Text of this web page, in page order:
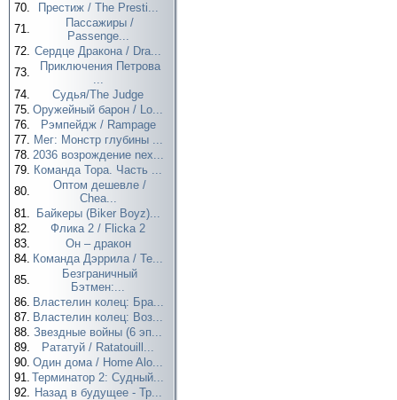
70.
Престиж / The Presti...
71.
Пассажиры /
Passenge...
72. Сердце Дракона / Dra...
73.
Приключения Петрова
...
74.
Судья/The Judge
75. Оружейный барон / Lo...
76.
Рэмпейдж / Rampage
77. Мег: Монстр глубины ...
78. 2036 возрождение nex...
79. Команда Тора. Часть ...
80.
Оптом дешевле /
Chea...
81.
Байкеры (Biker Boyz)...
82.
Флика 2 / Flicka 2
83.
Он – дракон
84. Команда Дэррила / Te...
85.
Безграничный
Бэтмен:...
86. Властелин колец: Бра...
87. Властелин колец: Воз...
88. Звездные войны (6 эп...
89.
Рататуй / Ratatouill...
90. Один дома / Home Alo...
91. Терминатор 2: Судный...
92. Назад в будущее - Тр...